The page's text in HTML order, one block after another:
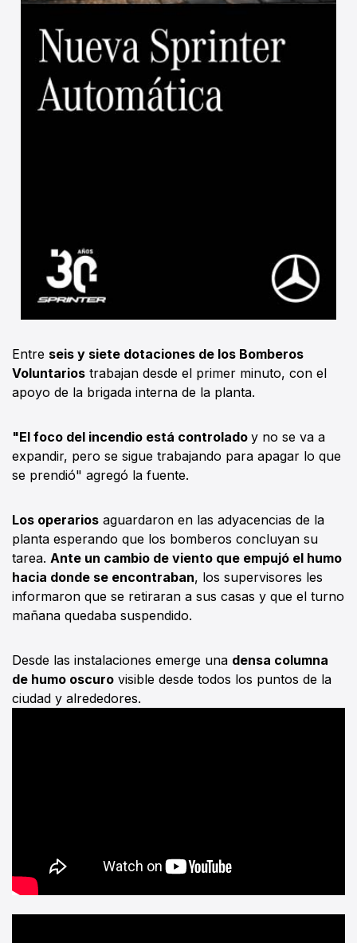
Entre seis y siete dotaciones de los Bomberos
Voluntarios trabajan desde el primer minuto, con el
apoyo de la brigada interna de la planta.
"El foco del incendio está controlado y no se va a
expandir, pero se sigue trabajando para apagar lo que
se prendió" agregó la fuente.
Los operarios aguardaron en las adyacencias de la
planta esperando que los bomberos concluyan su
tarea. Ante un cambio de viento que empujó el humo
hacia donde se encontraban, los supervisores les
informaron que se retiraran a sus casas y que el turno
mañana quedaba suspendido.
Desde las instalaciones emerge una densa columna
de humo oscuro visible desde todos los puntos de la
ciudad y alrededores.